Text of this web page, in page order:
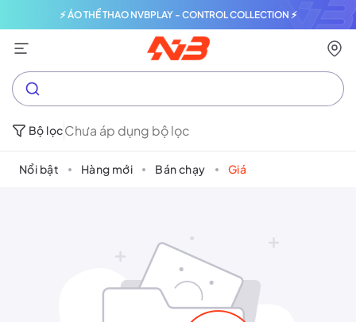
⚡ ÁO THỂ THAO NVBPLAY - CONTROL COLLECTION ⚡
Bộ lọcChưa áp dụng bộ lọc
Nổi bật Hàng mới Bán chạy Giá